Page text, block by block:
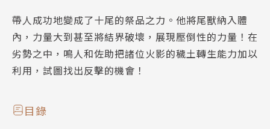
帶人成功地變成了十尾的祭品之力。他將尾獸納入體
內，力量大到甚至將結界破壞，展現壓倒性的力量！在
劣勢之中，鳴人和佐助把諸位火影的穢土轉生能力加以
利用，試圖找出反擊的機會！
目錄